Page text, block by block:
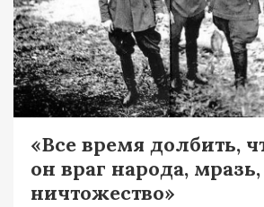
«Все время долбить,
он враг народа,
ничтожество»